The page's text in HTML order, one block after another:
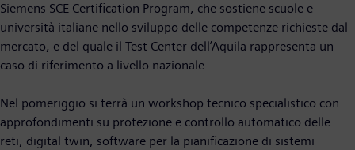
Siemens SCE Certification Program, che sostiene scuole e
università italiane nello sviluppo delle competenze richieste dal
mercato, e del quale il Test Center dell’Aquila rappresenta un
caso di riferimento a livello nazionale.
Nel pomeriggio si terrà un workshop tecnico specialistico con
approfondimenti su protezione e controllo automatico delle
reti, digital twin, software per la pianificazione di sistemi